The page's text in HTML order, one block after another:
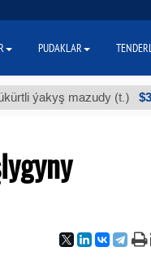
mazudy (t.) $300
PUDAKLAR